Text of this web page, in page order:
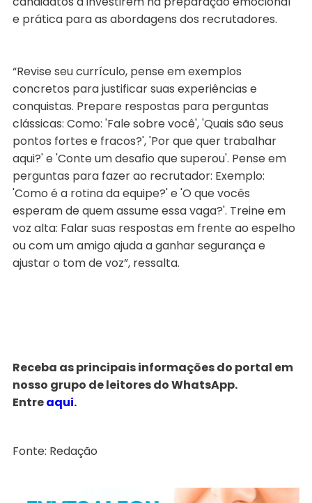
e prática para as abordagens dos recrutadores.
“Revise seu currículo, pense em exemplos
concretos para justificar suas experiências e
conquistas. Prepare respostas para perguntas
clássicas: Como: 'Fale sobre você', 'Quais são seus
pontos fortes e fracos?', 'Por que quer trabalhar
aqui?' e 'Conte um desafio que superou'. Pense em
perguntas para fazer ao recrutador: Exemplo:
'Como é a rotina da equipe?' e 'O que vocês
esperam de quem assume essa vaga?'. Treine em
voz alta: Falar suas respostas em frente ao espelho
ou com um amigo ajuda a ganhar segurança e
ajustar o tom de voz”, ressalta.
Receba as principais informações do portal em
nosso grupo de leitores do WhatsApp.
Entreaqui.
Fonte: Redação